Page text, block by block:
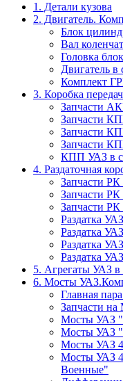
1. Детали кузова
2. Двигатель.
Блок
Вал
Головка
Двигатель в
Комплект
3. Коробка
Запчасти
Запчасти
Запчасти
Запчасти
КПП УАЗ в
4. Раздаточная
Запчасти
Запчасти
Запчасти
Раздатка
Раздатка
Раздатка
Раздатка
5. Агрегаты УАЗ
6. Мосты
Главная
Запчасти
Мосты УАЗ
Мосты УАЗ
Мосты УАЗ
Мосты УАЗ
Военные"